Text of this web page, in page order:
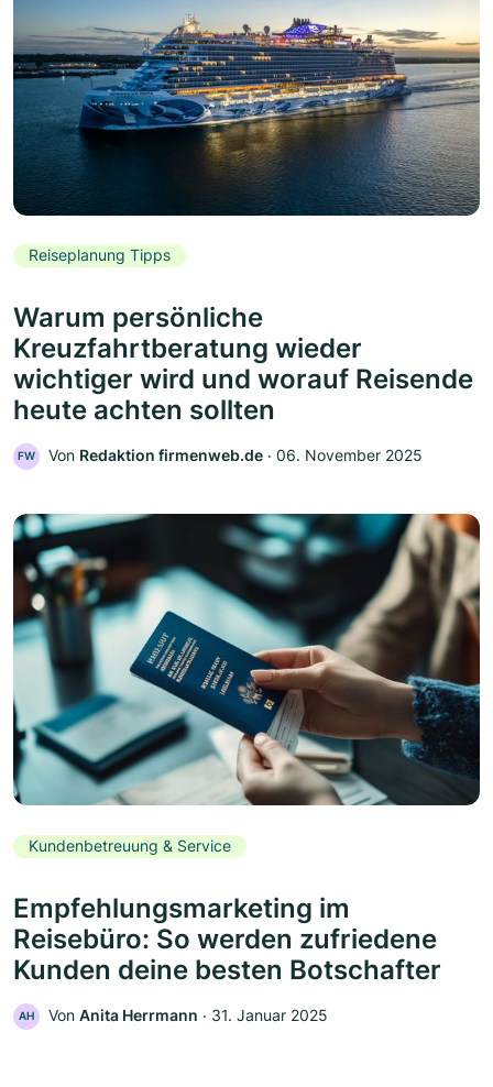
Reiseplanung Tipps
Warum persönliche
Kreuzfahrtberatung wieder
wichtiger wird und worauf Reisende
heute achten sollten
FW Von Redaktion firmenweb.de ‧ 06. November 2025
Kundenbetreuung & Service
Empfehlungsmarketing im
Reisebüro: So werden zufriedene
Kunden deine besten Botschafter
AH Von Anita Herrmann ‧ 31. Januar 2025